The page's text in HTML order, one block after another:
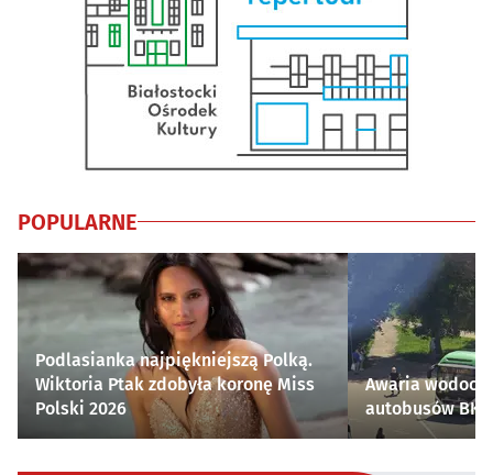
POPULARNE
Podlasianka najpiękniejszą Polką.
Wiktoria Ptak zdobyła koronę Miss
Polski 2026
Awaria
autobusów